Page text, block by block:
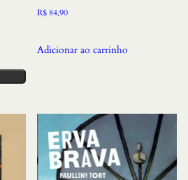
R$ 84,90
Adicionar ao carrinho